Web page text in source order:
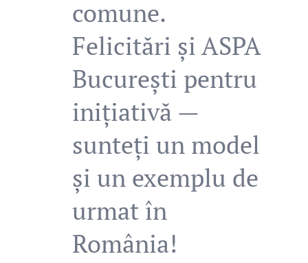
comune.
Felicitări și ASPA
București pentru
inițiativă —
sunteți un model
și un exemplu de
urmat în
România!